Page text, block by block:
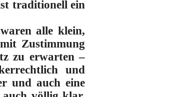
traditionell ein
alle klein,
Zustimmung
zu erwarten –
und
und auch eine